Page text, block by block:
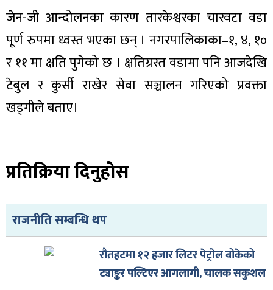
जेन-जी आन्दोलनका कारण तारकेश्वरका चारवटा वडा
पूर्ण रुपमा ध्वस्त भएका छन् । नगरपालिकाका–१, ४, १०
र ११ मा क्षति पुगेको छ । क्षतिग्रस्त वडामा पनि आजदेखि
टेबुल र कुर्सी राखेर सेवा सञ्चालन गरिएको प्रवक्ता
खड्गीले बताए।
प्रतिक्रिया दिनुहोस
राजनीति सम्बन्धि थप
रौतहटमा १२ हजार लिटर पेट्रोल बोकेको
ट्याङ्कर पल्टिएर आगलागी, चालक सकुशल